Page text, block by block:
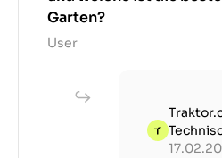
Garten?
User